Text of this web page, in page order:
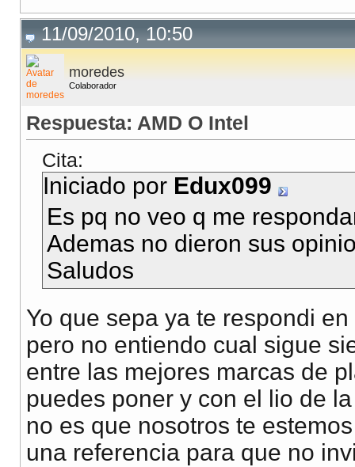
11/09/2010, 10:50
moredes
Colaborador
Respuesta: AMD O Intel
Cita:
Iniciado por Edux099
Es pq no veo q me
Ademas no dieron sus
Saludos
Yo que sepa ya te respondi
pero no entiendo cual sigue
entre las mejores marcas de
puedes poner y con el lio de
no es que nosotros te
una referencia para que no